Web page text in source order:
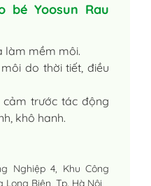
bé Yoosun Rau
làm mềm môi.
do thời tiết, điều
trước tác động
khô hanh.
Nghiệp 4, Khu Công
Long Biên, Tp. Hà Nội